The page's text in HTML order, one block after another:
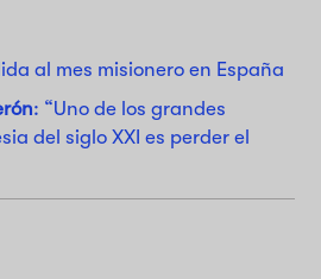
al mes misionero en España
: “Uno de los grandes
del siglo XXI es perder el